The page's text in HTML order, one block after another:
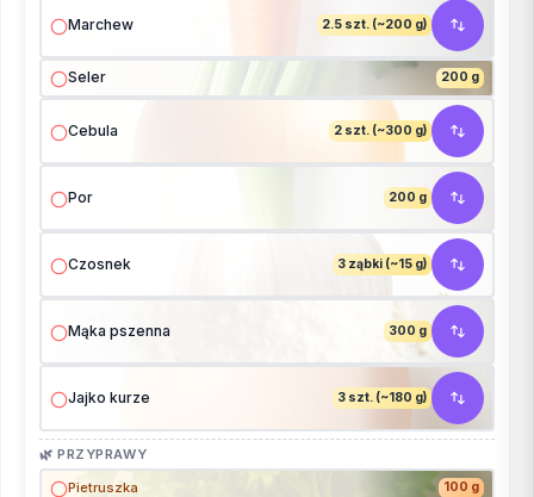
Marchew 2.5 szt. (~200 g)
Seler 200 g
Cebula 2 szt. (~300 g)
Por 200 g
Czosnek 3 ząbki (~15 g)
Mąka pszenna 300 g
Jajko kurze 3 szt. (~180 g)
🌿 PRZYPRAWY
Pietruszka
100 g